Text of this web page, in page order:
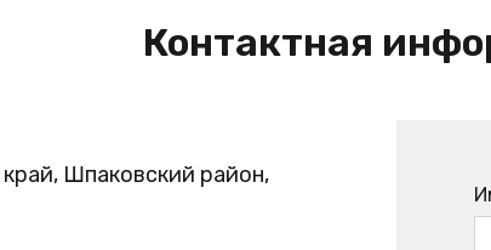
Контактная
Шпаковский район,